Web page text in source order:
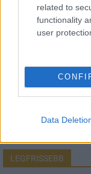
related to
functionality
user
Data
E-mail cím
Feliratkozom
szabályzatot!
LEGFRISSEBB